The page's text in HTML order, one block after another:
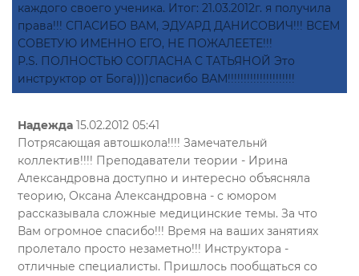
каждого своего ученика. Итог: 21.03.2012г. я получила
права!!! СПАСИБО ВАМ, ЭДУАРД ДАНИСОВИЧ!!! ВСЕМ
СОВЕТУЮ ИМЕННО ЕГО, НЕ ПОЖАЛЕЕТЕ!!!
P.S. ПОЛНОСТЬЮ СОГЛАСНА С ТАТЬЯНОЙ Это
инструктор от Бога))))спасибо ВАМ!!!!!!!!!!!!!!!!!!!!!
Надежда 15.02.2012 05:41
Потрясающая автошкола!!!! Замечательнй
коллектив!!!! Преподаватели теории - Ирина
Александровна доступно и интересно объясняла
теорию, Оксана Александровна - с юмором
рассказывала сложные медицинские темы. За что
Вам огромное спасибо!!! Время на ваших занятиях
пролетало просто незаметно!!! Инструктора -
отличные специалисты. Пришлось пообщаться со